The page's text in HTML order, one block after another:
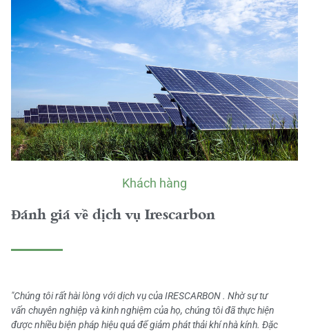
Khách hàng
Đánh giá về dịch vụ Irescarbon
"Chúng tôi rất hài lòng với dịch vụ của IRESCARBON . Nhờ sự tư
vấn chuyên nghiệp và kinh nghiệm của họ, chúng tôi đã thực hiện
được nhiều biện pháp hiệu quả để giảm phát thải khí nhà kính. Đặc